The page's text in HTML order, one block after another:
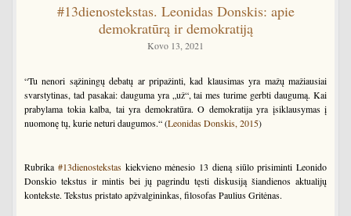
#13dienostekstas. Leonidas Donskis: apie
demokratūrą ir demokratiją
Kovo 13, 2021
“Tu nenori sąžiningų debatų ar pripažinti, kad klausimas yra mažų mažiausiai
svarstytinas, tad pasakai: dauguma yra „už“, tai mes turime gerbti daugumą. Kai
prabylama tokia kalba, tai yra demokratūra. O demokratija yra įsiklausymas į
nuomonę tų, kurie neturi daugumos.“ (Leonidas Donskis, 2015)
Rubrika #13dienostekstaskiekvieno mėnesio 13 dieną siūlo prisiminti Leonido
Donskio tekstus ir mintis bei jų pagrindu tęsti diskusiją šiandienos aktualijų
kontekste. Tekstus pristato apžvalgininkas, filosofas Paulius Gritėnas.